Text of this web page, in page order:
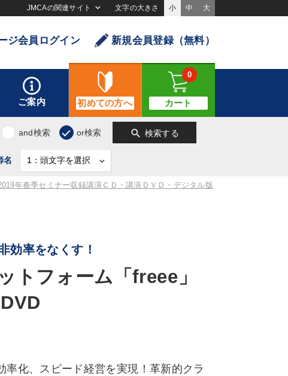
JMCAの関連サイト 文字の大きさ 小 中 大
ジ会員ログイン 新規会員登録（無料）
ご案内 初めての方へ カート
0
and検索 or検索 search 検索する
名
年春季セミナー収録講演ＣＤ・講演ＤＶＤ・デジタル版
効率をなくす！
トフォーム「freee」
化、スピード経営を実現！革新的クラ